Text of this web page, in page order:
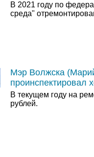
В 2021 году по
среда"
Мэр Волжска
проинспектировал
В текущем году на
рублей.